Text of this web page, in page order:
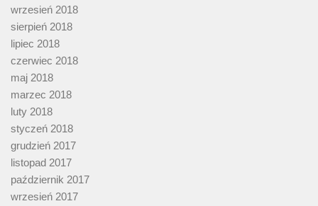
wrzesień 2018
sierpień 2018
lipiec 2018
czerwiec 2018
maj 2018
marzec 2018
luty 2018
styczeń 2018
grudzień 2017
listopad 2017
październik 2017
wrzesień 2017